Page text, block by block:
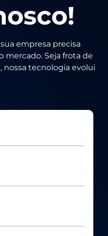
empresa precisa
mercado. Seja frota de
tecnologia evolui